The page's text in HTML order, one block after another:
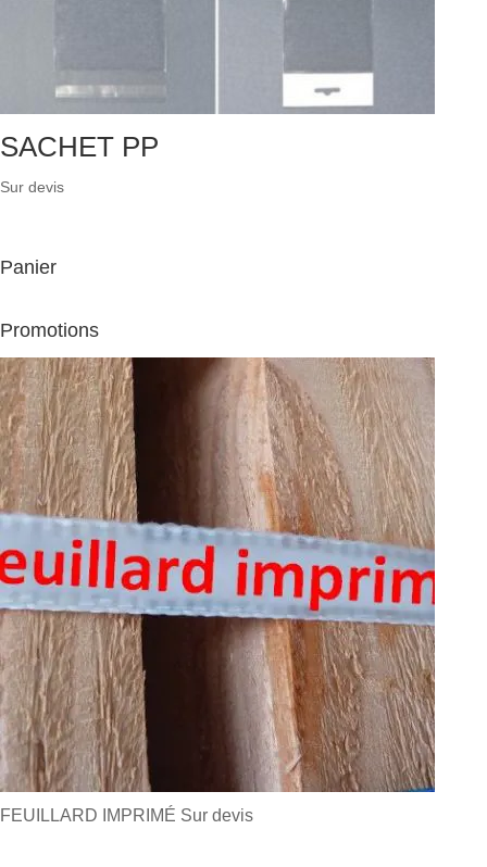
SACHET PP
Sur devis
Panier
Promotions
FEUILLARD IMPRIMÉ Sur devis